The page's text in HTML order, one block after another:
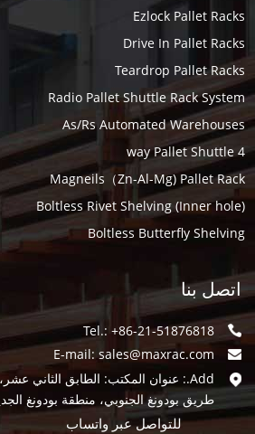
Ezlock Pallet Racks
Drive In Pallet Racks
Teardrop Pallet Racks
Radio Pallet Shuttle Rack System
As/Rs Automated Warehouses
4 way Pallet Shuttle
Magneils（Zn-Al-Mg) Pallet Rack
Boltless Rivet Shelving (Inner hole)
Boltless Butterfly Shelving
اتصل بنا
Tel.: +86-21-51876818
E-mail:sales@maxrac.com
طريق بودونغ الجنوبي، منطقة بودونغ
للتواصل عبر واتساب